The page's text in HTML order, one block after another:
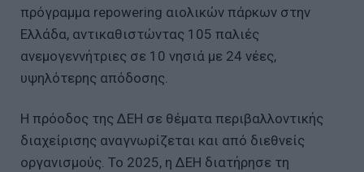
πρόγραμμα repowering αιολικών πάρκων στην
Ελλάδα, αντικαθιστώντας 105 παλιές
ανεμογεννήτριες σε 10 νησιά με 24 νέες,
υψηλότερης απόδοσης.
Η πρόοδος της ΔΕΗ σε θέματα περιβαλλοντικής
διαχείρισης αναγνωρίζεται και από διεθνείς
οργανισμούς. Το 2025, η ΔΕΗ διατήρησε τη